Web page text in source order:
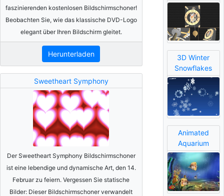
faszinierenden kostenlosen Bildschirmschoner!
Beobachten Sie, wie das klassische DVD-Logo
elegant über Ihren Bildschirm gleitet.
Herunterladen
Sweetheart Symphony
Der Sweetheart Symphony Bildschirmschoner
ist eine lebendige und dynamische Art, den 14.
Februar zu feiern. Vergessen Sie statische
Bilder: Dieser Bildschirmschoner verwandelt
3D Winter
Snowflakes
Animated
Aquarium